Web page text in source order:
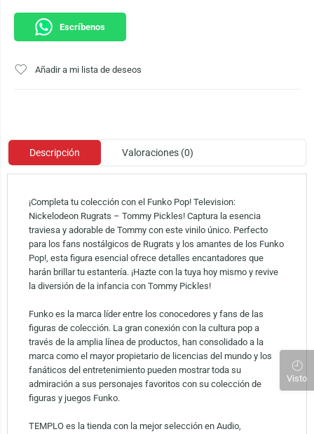
Escríbenos
Añadir a mi lista de deseos
Descripción Valoraciones (0)
¡Completa tu colección con el Funko Pop! Television:
Nickelodeon Rugrats – Tommy Pickles! Captura la esencia
traviesa y adorable de Tommy con este vinilo único. Perfecto
para los fans nostálgicos de Rugrats y los amantes de los Funko
Pop!, esta figura esencial ofrece detalles encantadores que
harán brillar tu estantería. ¡Hazte con la tuya hoy mismo y revive
la diversión de la infancia con Tommy Pickles!
Funko es la marca líder entre los conocedores y fans de las
figuras de colección. La gran conexión con la cultura pop a
través de la amplia línea de productos, han consolidado a la
marca como el mayor propietario de licencias del mundo y los
fanáticos del entretenimiento pueden mostrar toda su
admiración a sus personajes favoritos con su colección de
figuras y juegos Funko.
TEMPLO es la tienda con la mejor selección en Audio,
Visto